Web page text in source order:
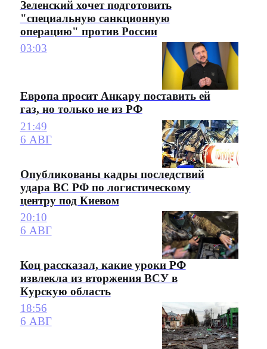
Зеленский хочет подготовить
"специальную санкционную
операцию" против России
03:03
Европа просит Анкару поставить ей
газ, но только не из РФ
21:49
6 АВГ
Опубликованы кадры последствий
удара ВС РФ по логистическому
центру под Киевом
20:10
6 АВГ
Коц рассказал, какие уроки РФ
извлекла из вторжения ВСУ в
Курскую область
18:56
6 АВГ